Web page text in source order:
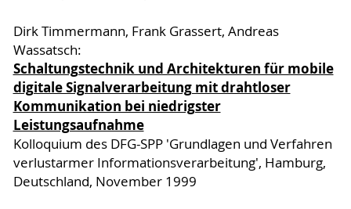
Dirk Timmermann, Frank Grassert, Andreas
Wassatsch:
Schaltungstechnik und Architekturen für mobile
digitale Signalverarbeitung mit drahtloser
Kommunikation bei niedrigster
Leistungsaufnahme
Kolloquium des DFG-SPP 'Grundlagen und Verfahren
verlustarmer Informationsverarbeitung', Hamburg,
Deutschland, November 1999